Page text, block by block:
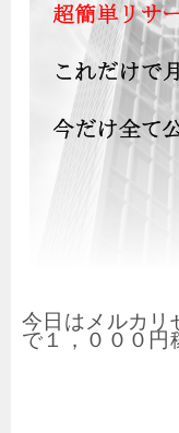
今日はメルカリ
で１，０００円